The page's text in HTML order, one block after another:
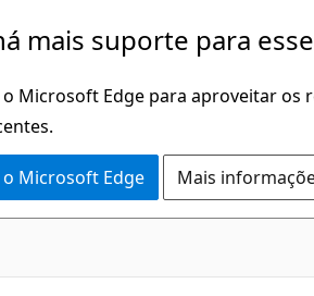
mais suporte para
Microsoft Edge para aproveitar os
o Microsoft Edge Mais